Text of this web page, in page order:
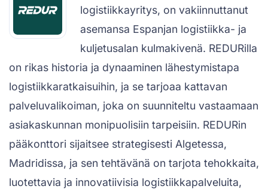
logistiikkayritys, on vakiinnuttanut
asemansa Espanjan logistiikka- ja
kuljetusalan kulmakivenä. REDURilla
on rikas historia ja dynaaminen lähestymistapa
logistiikkaratkaisuihin, ja se tarjoaa kattavan
palveluvalikoiman, joka on suunniteltu vastaamaan
asiakaskunnan monipuolisiin tarpeisiin. REDURin
pääkonttori sijaitsee strategisesti Algetessa,
Madridissa, ja sen tehtävänä on tarjota tehokkaita,
luotettavia ja innovatiivisia logistiikkapalveluita,